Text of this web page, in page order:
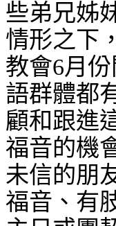
些弟兄姊
情形之下
教會6月
語群體都
顧和跟進
福音的機
未信的朋
福音、有